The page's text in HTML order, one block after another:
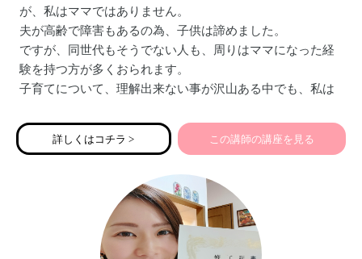
が、私はママではありません。
夫が高齢で障害もあるの為、子供は諦めました。
ですが、同世代もそうでない人も、周りはママになった経
験を持つ方が多くおられます。
子育てについて、理解出来ない事が沢山ある中でも、私は
ってます。
誰かのママではなく、みんなのママ。
詳しくはコチラ > この講師の講座を見る